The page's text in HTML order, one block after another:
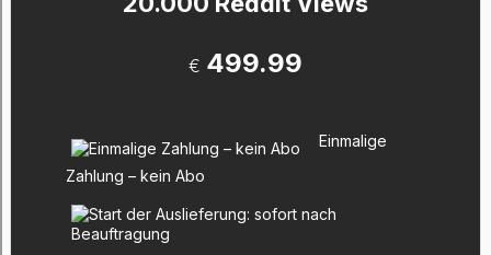
€ 499.99
Einmalige
Zahlung – kein Abo